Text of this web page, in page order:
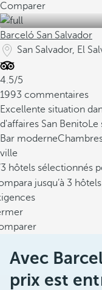
Comparer
Barceló San Salvador
San Salvador, El
4.5/5
1993 commentaires
Excellente situation
d'affaires San BenitoLe
Bar moderne
ville
hôtels sélectionnés
jusqu’à 3
Avec
prix est